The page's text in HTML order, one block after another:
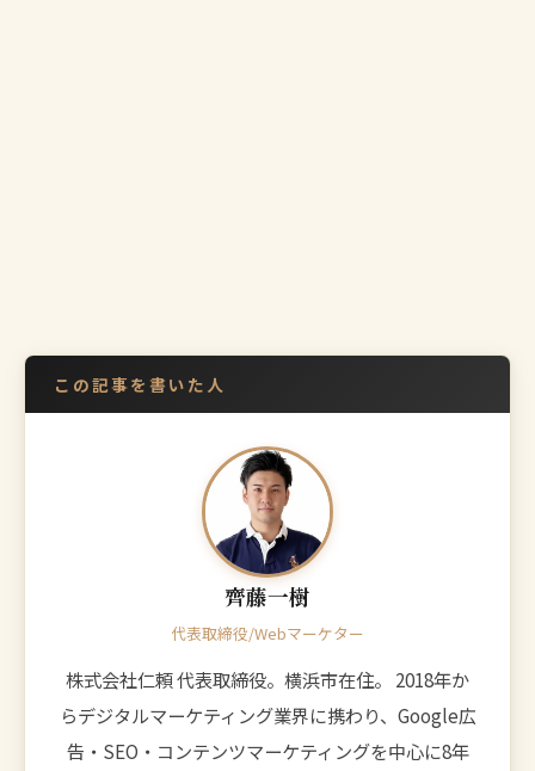
この記事を書いた人
齊藤一樹
代表取締役/Webマーケター
株式会社仁頼 代表取締役。横浜市在住。 2018年か
らデジタルマーケティング業界に携わり、Google広
告・SEO・コンテンツマーケティングを中心に8年